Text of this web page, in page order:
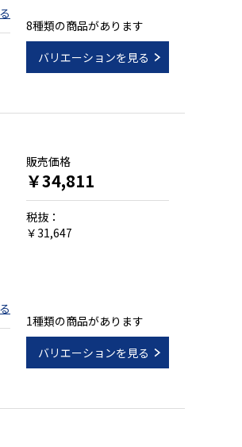
8種類の商品があります
バリエーションを見る
販売価格
￥34,811
税抜：
￥31,647
1種類の商品があります
バリエーションを見る